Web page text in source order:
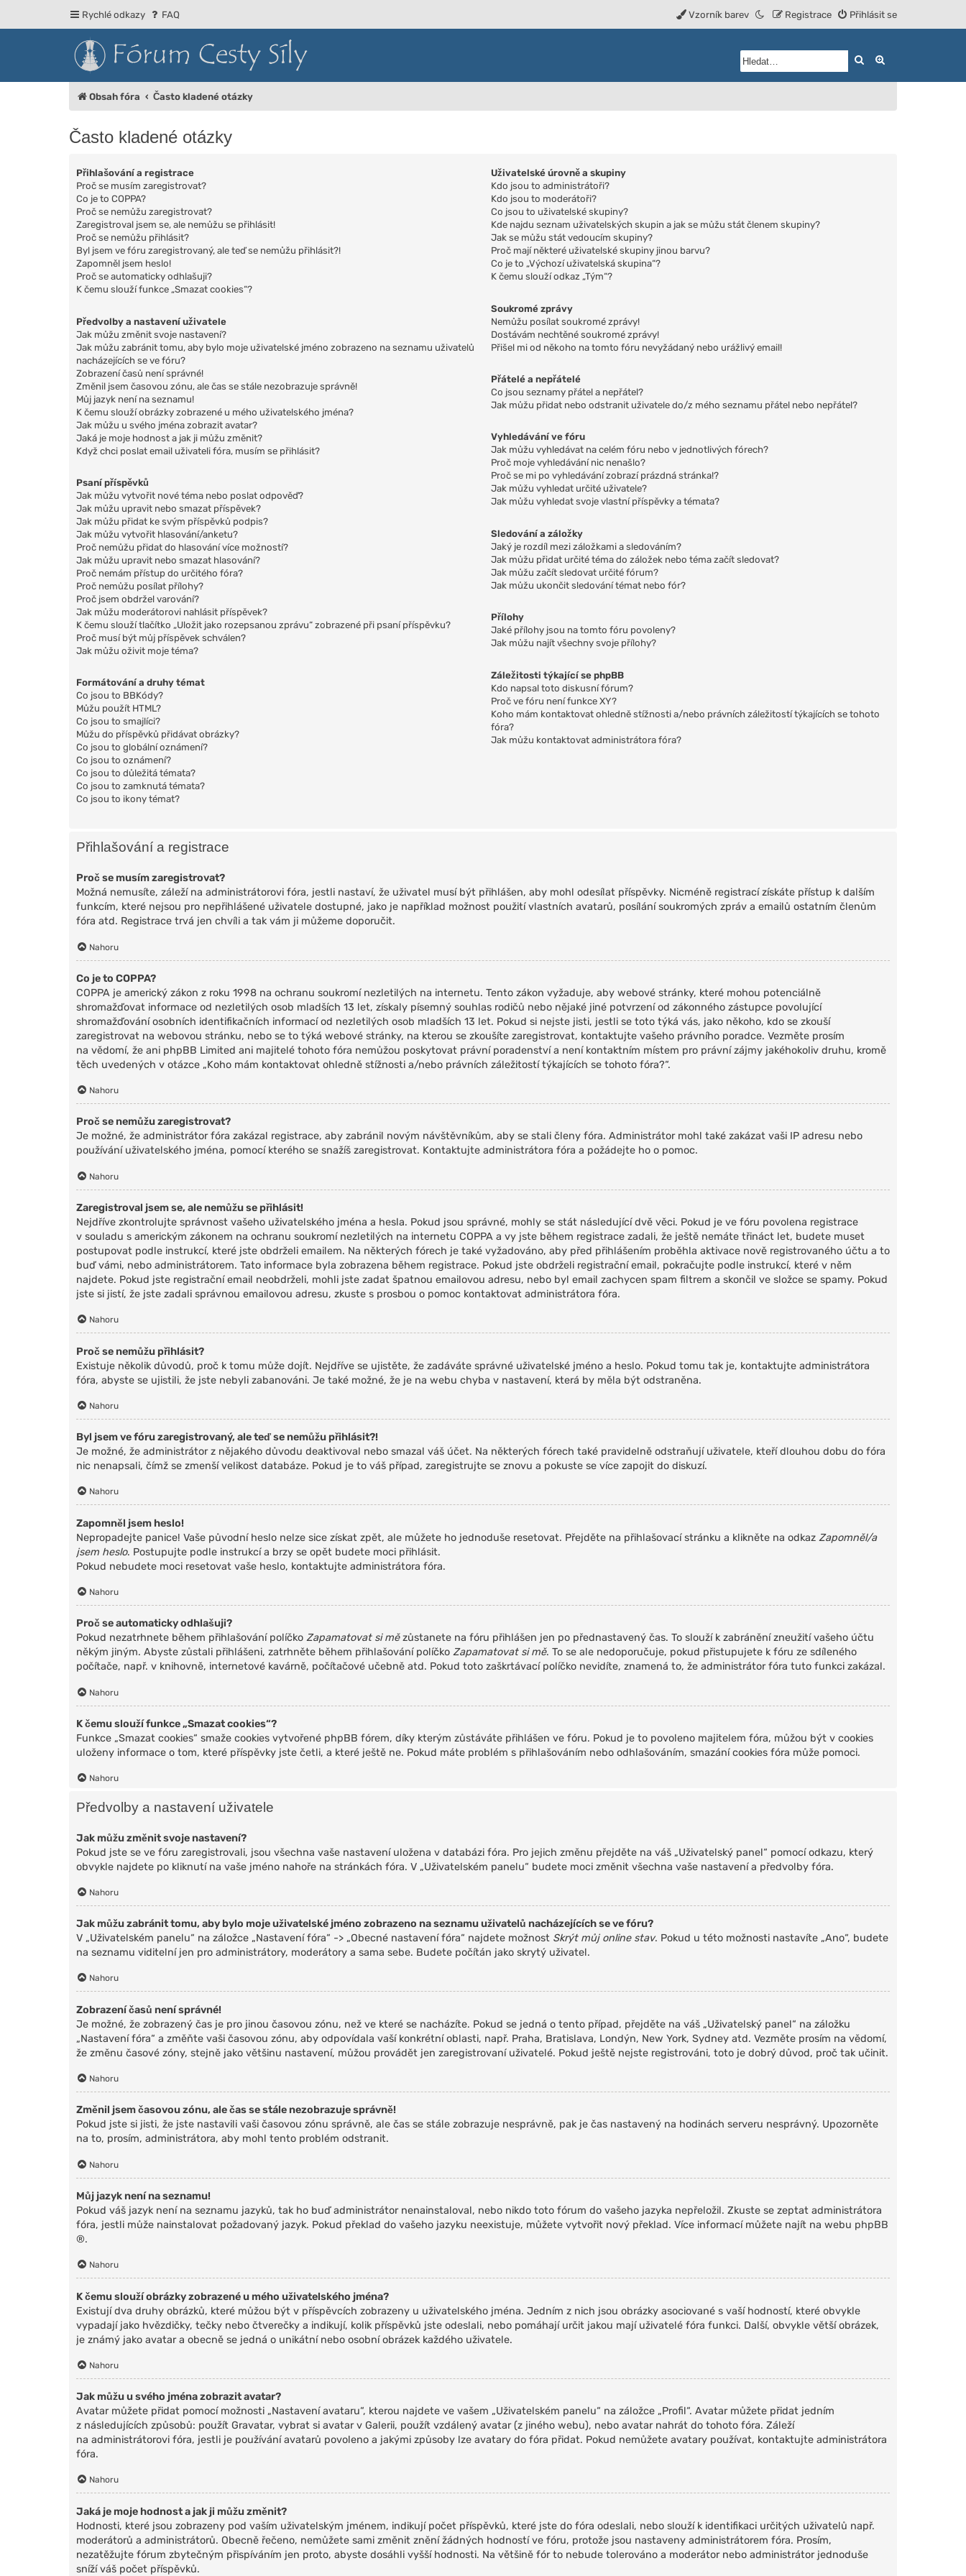
Rychlé odkazy FAQ Přihlásit se
Registrace
Vzorník barev
Hledat
Obsah fóra Často kladené otázky
Často kladené otázky
Přihlašování a registrace
Proč se musím zaregistrovat?
Co je to COPPA?
Proč se nemůžu zaregistrovat?
Zaregistroval jsem se, ale nemůžu se přihlásit!
Proč se nemůžu přihlásit?
Byl jsem ve fóru zaregistrovaný, ale teď se nemůžu přihlásit?!
Zapomněl jsem heslo!
Proč se automaticky odhlašuji?
K čemu slouží funkce „Smazat cookies“?
Předvolby a nastavení uživatele
Jak můžu změnit svoje nastavení?
Jak můžu zabránit tomu, aby bylo moje uživatelské jméno zobrazeno na seznamu uživatelů
nacházejících se ve fóru?
Zobrazení časů není správné!
Změnil jsem časovou zónu, ale čas se stále nezobrazuje správně!
Můj jazyk není na seznamu!
K čemu slouží obrázky zobrazené u mého uživatelského jména?
Jak můžu u svého jména zobrazit avatar?
Jaká je moje hodnost a jak ji můžu změnit?
Když chci poslat email uživateli fóra, musím se přihlásit?
Psaní příspěvků
Jak můžu vytvořit nové téma nebo poslat odpověď?
Jak můžu upravit nebo smazat příspěvek?
Jak můžu přidat ke svým příspěvků podpis?
Jak můžu vytvořit hlasování/anketu?
Proč nemůžu přidat do hlasování více možností?
Jak můžu upravit nebo smazat hlasování?
Proč nemám přístup do určitého fóra?
Proč nemůžu posílat přílohy?
Proč jsem obdržel varování?
Jak můžu moderátorovi nahlásit příspěvek?
K čemu slouží tlačítko „Uložit jako rozepsanou zprávu“ zobrazené při psaní příspěvku?
Proč musí být můj příspěvek schválen?
Jak můžu oživit moje téma?
Formátování a druhy témat
Co jsou to BBKódy?
Můžu použít HTML?
Co jsou to smajlíci?
Můžu do příspěvků přidávat obrázky?
Co jsou to globální oznámení?
Co jsou to oznámení?
Co jsou to důležitá témata?
Co jsou to zamknutá témata?
Co jsou to ikony témat?
Uživatelské úrovně a skupiny
Kdo jsou to administrátoři?
Kdo jsou to moderátoři?
Co jsou to uživatelské skupiny?
Kde najdu seznam uživatelských skupin a jak se můžu stát členem skupiny?
Jak se můžu stát vedoucím skupiny?
Proč mají některé uživatelské skupiny jinou barvu?
Co je to „Výchozí uživatelská skupina“?
K čemu slouží odkaz „Tým“?
Soukromé zprávy
Nemůžu posílat soukromé zprávy!
Dostávám nechtěné soukromé zprávy!
Přišel mi od někoho na tomto fóru nevyžádaný nebo urážlivý email!
Přátelé a nepřátelé
Co jsou seznamy přátel a nepřátel?
Jak můžu přidat nebo odstranit uživatele do/z mého seznamu přátel nebo nepřátel?
Vyhledávání ve fóru
Jak můžu vyhledávat na celém fóru nebo v jednotlivých fórech?
Proč moje vyhledávání nic nenašlo?
Proč se mi po vyhledávání zobrazí prázdná stránka!?
Jak můžu vyhledat určité uživatele?
Jak můžu vyhledat svoje vlastní příspěvky a témata?
Sledování a záložky
Jaký je rozdíl mezi záložkami a sledováním?
Jak můžu přidat určité téma do záložek nebo téma začít sledovat?
Jak můžu začít sledovat určité fórum?
Jak můžu ukončit sledování témat nebo fór?
Přílohy
Jaké přílohy jsou na tomto fóru povoleny?
Jak můžu najít všechny svoje přílohy?
Záležitosti týkající se phpBB
Kdo napsal toto diskusní fórum?
Proč ve fóru není funkce XY?
Koho mám kontaktovat ohledně stížnosti a/nebo právních záležitostí týkajících se tohoto
fóra?
Jak můžu kontaktovat administrátora fóra?
Přihlašování a registrace
Proč se musím zaregistrovat?
Možná nemusíte, záleží na administrátorovi fóra, jestli nastaví, že uživatel musí být přihlášen, aby mohl odesílat příspěvky. Nicméně registrací získáte přístup k dalším
funkcím, které nejsou pro nepřihlášené uživatele dostupné, jako je například možnost použití vlastních avatarů, posílání soukromých zpráv a emailů ostatním členům
fóra atd. Registrace trvá jen chvíli a tak vám ji můžeme doporučit.
Nahoru
Co je to COPPA?
COPPA je americký zákon z roku 1998 na ochranu soukromí nezletilých na internetu. Tento zákon vyžaduje, aby webové stránky, které mohou potenciálně
shromažďovat informace od nezletilých osob mladších 13 let, získaly písemný souhlas rodičů nebo nějaké jiné potvrzení od zákonného zástupce povolující
shromažďování osobních identifikačních informací od nezletilých osob mladších 13 let. Pokud si nejste jisti, jestli se toto týká vás, jako někoho, kdo se zkouší
zaregistrovat na webovou stránku, nebo se to týká webové stránky, na kterou se zkoušíte zaregistrovat, kontaktujte vašeho právního poradce. Vezměte prosím
na vědomí, že ani phpBB Limited ani majitelé tohoto fóra nemůžou poskytovat právní poradenství a není kontaktním místem pro právní zájmy jakéhokoliv druhu, kromě
těch uvedených v otázce „Koho mám kontaktovat ohledně stížnosti a/nebo právních záležitostí týkajících se tohoto fóra?“.
Nahoru
Proč se nemůžu zaregistrovat?
Je možné, že administrátor fóra zakázal registrace, aby zabránil novým návštěvníkům, aby se stali členy fóra. Administrátor mohl také zakázat vaši IP adresu nebo
používání uživatelského jména, pomocí kterého se snažíš zaregistrovat. Kontaktujte administrátora fóra a požádejte ho o pomoc.
Nahoru
Zaregistroval jsem se, ale nemůžu se přihlásit!
Nejdříve zkontrolujte správnost vašeho uživatelského jména a hesla. Pokud jsou správné, mohly se stát následující dvě věci. Pokud je ve fóru povolena registrace
v souladu s americkým zákonem na ochranu soukromí nezletilých na internetu COPPA a vy jste během registrace zadali, že ještě nemáte třináct let, budete muset
postupovat podle instrukcí, které jste obdrželi emailem. Na některých fórech je také vyžadováno, aby před přihlášením proběhla aktivace nově registrovaného účtu a to
buď vámi, nebo administrátorem. Tato informace byla zobrazena během registrace. Pokud jste obdrželi registrační email, pokračujte podle instrukcí, které v něm
najdete. Pokud jste registrační email neobdrželi, mohli jste zadat špatnou emailovou adresu, nebo byl email zachycen spam filtrem a skončil ve složce se spamy. Pokud
jste si jistí, že jste zadali správnou emailovou adresu, zkuste s prosbou o pomoc kontaktovat administrátora fóra.
Nahoru
Proč se nemůžu přihlásit?
Existuje několik důvodů, proč k tomu může dojít. Nejdříve se ujistěte, že zadáváte správné uživatelské jméno a heslo. Pokud tomu tak je, kontaktujte administrátora
fóra, abyste se ujistili, že jste nebyli zabanováni. Je také možné, že je na webu chyba v nastavení, která by měla být odstraněna.
Nahoru
Byl jsem ve fóru zaregistrovaný, ale teď se nemůžu přihlásit?!
Je možné, že administrátor z nějakého důvodu deaktivoval nebo smazal váš účet. Na některých fórech také pravidelně odstraňují uživatele, kteří dlouhou dobu do fóra
nic nenapsali, čímž se zmenší velikost databáze. Pokud je to váš případ, zaregistrujte se znovu a pokuste se více zapojit do diskuzí.
Nahoru
Zapomněl jsem heslo!
Nepropadejte panice! Vaše původní heslo nelze sice získat zpět, ale můžete ho jednoduše resetovat. Přejděte na přihlašovací stránku a klikněte na odkaz Zapomněl/a
jsem heslo. Postupujte podle instrukcí a brzy se opět budete moci přihlásit.
Pokud nebudete moci resetovat vaše heslo, kontaktujte administrátora fóra.
Nahoru
Proč se automaticky odhlašuji?
Pokud nezatrhnete během přihlašování políčko Zapamatovat si mězůstanete na fóru přihlášen jen po přednastavený čas. To slouží k zabránění zneužití vašeho účtu
někým jiným. Abyste zůstali přihlášeni, zatrhněte během přihlašování políčko Zapamatovat si mě. To se ale nedoporučuje, pokud přistupujete k fóru ze sdíleného
počítače, např. v knihovně, internetové kavárně, počítačové učebně atd. Pokud toto zaškrtávací políčko nevidíte, znamená to, že administrátor fóra tuto funkci zakázal.
Nahoru
K čemu slouží funkce „Smazat cookies“?
Funkce „Smazat cookies“ smaže cookies vytvořené phpBB fórem, díky kterým zůstáváte přihlášen ve fóru. Pokud je to povoleno majitelem fóra, můžou být v cookies
uloženy informace o tom, které příspěvky jste četli, a které ještě ne. Pokud máte problém s přihlašováním nebo odhlašováním, smazání cookies fóra může pomoci.
Nahoru
Předvolby a nastavení uživatele
Jak můžu změnit svoje nastavení?
Pokud jste se ve fóru zaregistrovali, jsou všechna vaše nastavení uložena v databázi fóra. Pro jejich změnu přejděte na váš „Uživatelský panel“ pomocí odkazu, který
obvykle najdete po kliknutí na vaše jméno nahoře na stránkách fóra. V „Uživatelském panelu“ budete moci změnit všechna vaše nastavení a předvolby fóra.
Nahoru
Jak můžu zabránit tomu, aby bylo moje uživatelské jméno zobrazeno na seznamu uživatelů nacházejících se ve fóru?
V „Uživatelském panelu“ na záložce „Nastavení fóra“ -> „Obecné nastavení fóra“ najdete možnost Skrýt můj online stav. Pokud u této možnosti nastavíte „Ano“, budete
na seznamu viditelní jen pro administrátory, moderátory a sama sebe. Budete počítán jako skrytý uživatel.
Nahoru
Zobrazení časů není správné!
Je možné, že zobrazený čas je pro jinou časovou zónu, než ve které se nacházíte. Pokud se jedná o tento případ, přejděte na váš „Uživatelský panel“ na záložku
„Nastavení fóra“ a změňte vaši časovou zónu, aby odpovídala vaší konkrétní oblasti, např. Praha, Bratislava, Londýn, New York, Sydney atd. Vezměte prosím na vědomí,
že změnu časové zóny, stejně jako většinu nastavení, můžou provádět jen zaregistrovaní uživatelé. Pokud ještě nejste registrováni, toto je dobrý důvod, proč tak učinit.
Nahoru
Změnil jsem časovou zónu, ale čas se stále nezobrazuje správně!
Pokud jste si jisti, že jste nastavili vaši časovou zónu správně, ale čas se stále zobrazuje nesprávně, pak je čas nastavený na hodinách serveru nesprávný. Upozorněte
na to, prosím, administrátora, aby mohl tento problém odstranit.
Nahoru
Můj jazyk není na seznamu!
Pokud váš jazyk není na seznamu jazyků, tak ho buď administrátor nenainstaloval, nebo nikdo toto fórum do vašeho jazyka nepřeložil. Zkuste se zeptat administrátora
fóra, jestli může nainstalovat požadovaný jazyk. Pokud překlad do vašeho jazyku neexistuje, můžete vytvořit nový překlad. Více informací můžete najít na webu phpBB
®.
Nahoru
K čemu slouží obrázky zobrazené u mého uživatelského jména?
Existují dva druhy obrázků, které můžou být v příspěvcích zobrazeny u uživatelského jména. Jedním z nich jsou obrázky asociované s vaší hodností, které obvykle
vypadají jako hvězdičky, tečky nebo čtverečky a indikují, kolik příspěvků jste odeslali, nebo pomáhají určit jakou mají uživatelé fóra funkci. Další, obvykle větší obrázek,
je známý jako avatar a obecně se jedná o unikátní nebo osobní obrázek každého uživatele.
Nahoru
Jak můžu u svého jména zobrazit avatar?
Avatar můžete přidat pomocí možnosti „Nastavení avataru“, kterou najdete ve vašem „Uživatelském panelu“ na záložce „Profil“. Avatar můžete přidat jedním
z následujících způsobů: použít Gravatar, vybrat si avatar v Galerii, použít vzdálený avatar (z jiného webu), nebo avatar nahrát do tohoto fóra. Záleží
na administrátorovi fóra, jestli je používání avatarů povoleno a jakými způsoby lze avatary do fóra přidat. Pokud nemůžete avatary používat, kontaktujte administrátora
fóra.
Nahoru
Jaká je moje hodnost a jak ji můžu změnit?
Hodnosti, které jsou zobrazeny pod vaším uživatelským jménem, indikují počet příspěvků, které jste do fóra odeslali, nebo slouží k identifikaci určitých uživatelů např.
moderátorů a administrátorů. Obecně řečeno, nemůžete sami změnit znění žádných hodností ve fóru, protože jsou nastaveny administrátorem fóra. Prosím,
nezatěžujte fórum zbytečným přispíváním jen proto, abyste dosáhli vyšší hodnosti. Na většině fór to nebude tolerováno a moderátor nebo administrátor jednoduše
sníží váš počet příspěvků.